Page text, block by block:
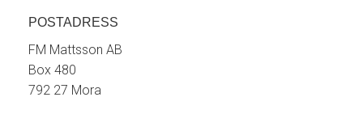
POSTADRESS
FM Mattsson AB
Box 480
792 27 Mora